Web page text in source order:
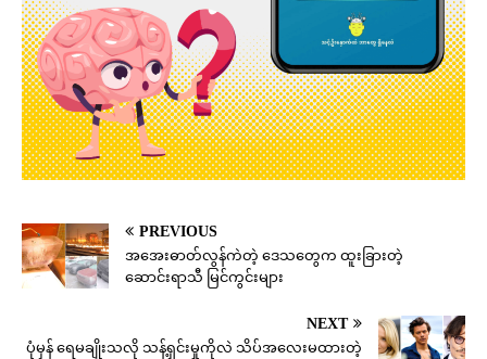
PREVIOUS
အအေးဓာတ်လွန်ကဲတဲ့ ဒေသတွေက ထူးခြားတဲ့
ဆောင်းရာသီ မြင်ကွင်းများ
NEXT
ပုံမှန် ရေမချိုးသလို သန့်ရှင်းမှုကိုလဲ သိပ်အလေးမထားတဲ့